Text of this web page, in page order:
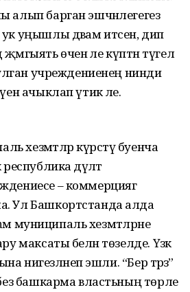
барган эшчәнлегегез
уңышлы дәвам итсен, дип
җәмгыять өчен әле күптән түгел
учреждениенең нинди
ачыклап үтик әле.
хезмәтләр күрсәтү буенча
дәүләт
– коммерциягә
Ул Башкортстанда алда
һәм муниципаль хезмәтләрне
максаты белән төзелде. Үзәк
нигезләнеп эшли. “Бер тәрәзә”
башкарма властьның төрле